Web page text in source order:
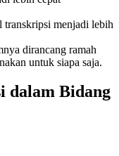
menjadi lebih
dirancang ramah
untuk siapa saja.
dalam Bidang